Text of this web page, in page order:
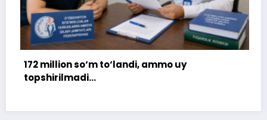
172 million so‘m to‘landi, ammo uy
topshirilmadi…